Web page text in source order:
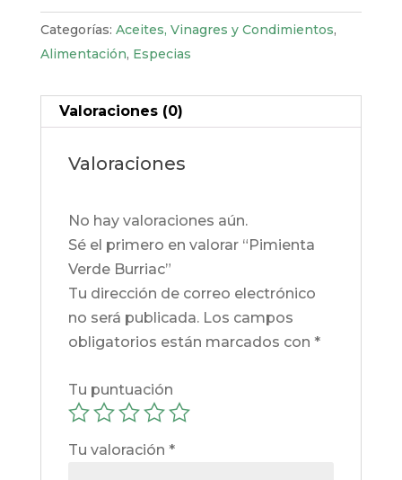
Categorías: Aceites, Vinagres y Condimientos,
Alimentación, Especias
Valoraciones (0)
Valoraciones
No hay valoraciones aún.
Sé el primero en valorar “Pimienta
Verde Burriac”
Tu dirección de correo electrónico
no será publicada. Los campos
obligatorios están marcados con *
Tu puntuación
Tu valoración *